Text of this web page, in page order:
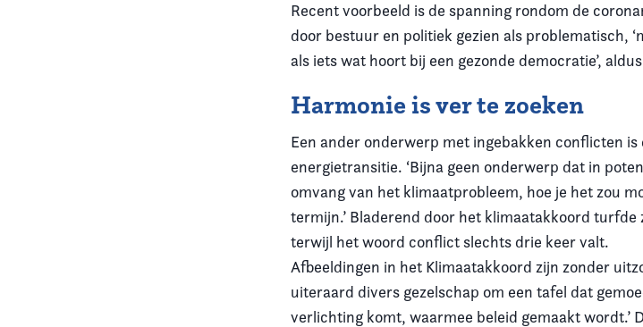
Recent voorbeeld is de spanning rondom de
door bestuur en politiek gezien als problematisch,
als iets wat hoort bij een gezonde democratie’,
Harmonie is ver te zoeken
Een ander onderwerp met ingebakken conflicten
energietransitie. ‘Bijna geen onderwerp dat in
omvang van het klimaatprobleem, hoe je het zou
termijn.’ Bladerend door het klimaatakkoord turfde
terwijl het woord conflict slechts drie keer valt.
Afbeeldingen in het Klimaatakkoord zijn zonder
uiteraard divers gezelschap om een tafel dat
verlichting komt, waarmee beleid gemaakt wordt.’